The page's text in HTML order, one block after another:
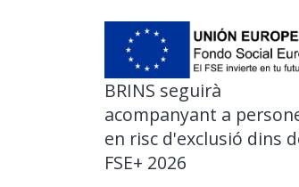
BRINS seguirà
acompanyant a
en risc d'exclusió dins
FSE+ 2026